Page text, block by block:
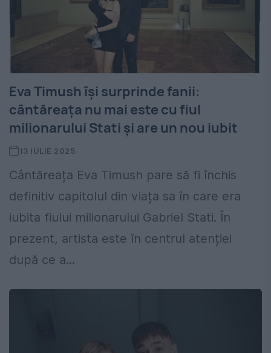
Eva Timush își surprinde fanii:
cântăreața nu mai este cu fiul
milionarului Stati și are un nou iubit
13 IULIE 2025
Cântăreața Eva Timush pare să fi închis
definitiv capitolul din viața sa în care era
iubita fiului milionarului Gabriel Stati. În
prezent, artista este în centrul atenției
după ce a...